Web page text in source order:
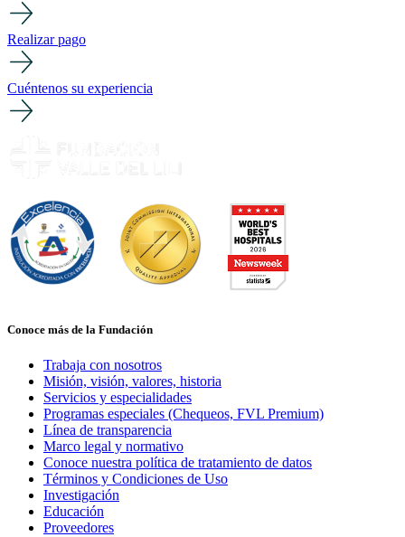
Realizar pago
Cuéntenos su experiencia
Conoce más de la Fundación
Trabaja con nosotros
Misión, visión, valores, historia
Servicios y especialidades
Programas especiales (Chequeos, FVL Premium)
Línea de transparencia
Marco legal y normativo
Conoce nuestra política de tratamiento de datos
Términos y Condiciones de Uso
Investigación
Educación
Proveedores